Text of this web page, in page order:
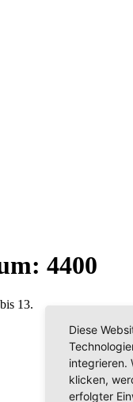
4400
13.
Diese
integrieren.
klicken,
erfolgter